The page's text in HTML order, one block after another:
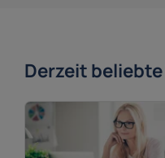
Derzeit beliebte